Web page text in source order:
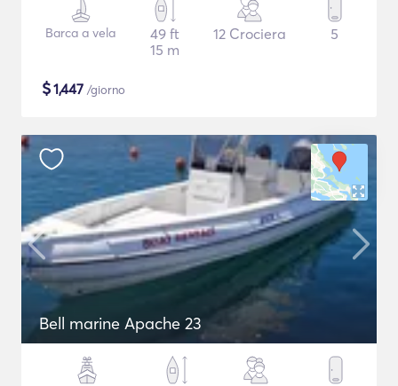
Barca a vela
49 ft
15 m
12 Crociera 5
$1,447 /giorno
Bell marine Apache 23